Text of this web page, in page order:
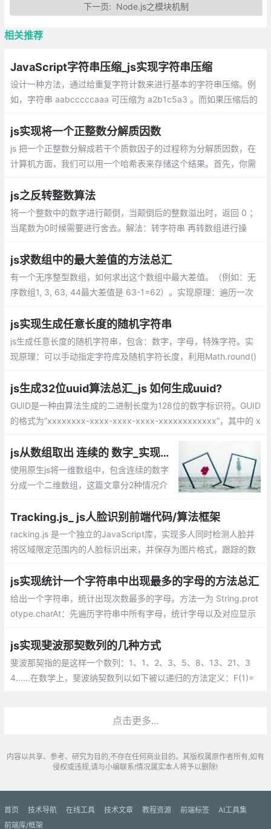
下一页: Node.js之模块机制
相关推荐
JavaScript字符串压缩_js实现字符串压缩
设计一种方法，通过给重复字符计数来进行基本的字符串压缩。例
如，字符串 aabcccccaaa 可压缩为 a2b1c5a3 。而如果压缩后的
串仅包括a-z的字母
js实现将一个正整数分解质因数
js 把一个正整数分解成若干个质数因子的过程称为分解质因数，在
计算机方面，我们可以用一个哈希表来存储这个结果。首先，你需
js之反转整数算法
将一个整数中的数字进行颠倒，当颠倒后的整数溢出时，返回 0 ；
当尾数为0时候需要进行舍去。解法：转字符串 再转数组进行操
js求数组中的最大差值的方法总汇
有一个无序整型数组，如何求出这个数组中
最大差值。（例如：无序数组1, 3, 63, 44最
数组，找到最大值和最小值，返回差值
js实现生成任意长度的随机字符串
js生成任意长度的随机字符串，包含：数字，字母，特殊字符。实
现原理：可以手动指定字符库及随机字符长度，利用Math.round()
js生成32位uuid算法总汇_js 如何生成uuid?
GUID是一种由算法生成的二进制长度为128位的数字标识符。GUID
的格式为“xxxxxxxx-xxxx-xxxx-xxxx-xxxxxxxxxxxx”，其中的 x
计算机和计算机集群都不会生成两个相同的GUID。
js从数组取出 连续的 数字_实现一维数组中连续数字分成几个连续的数字数组
使用原生js将一维数组中，包含连续的数字
分成一个二维数组，这篇文章分2种情况介
个数字。
Tracking.js_ js人脸识别前端代码/算法框架
racking.js 是一个独立的JavaScript库，实现多人同时检测人脸并
将区域限定范围内的人脸标识出来，并保存为图片格式，跟踪的数
定颜色，或者检测一个人体/脸的出现与移动，来触发JavaScript
事件。
js实现统计一个字符串中出现最多的字母的方法总汇
给出一个字符串，统计出现次数最多的字母。方法一为 String.prot
otype.charAt：先遍历字符串中所有字母，统计字母以及对应显示
otype.split：逻辑和方法一相同，只不过是通过 split 直接把字符串
先拆成数组。
js实现斐波那契数列的几种方式
斐波那契指的是这样一个数列：1、1、2、3、5、8、13、21、3
4......在数学上，斐波纳契数列以如下被以递归的方法定义：F(1)=
点击更多...
内容以共享、参考、研究为目的,不存在任何商业目的。其版权属原作者所有,如有
侵权或违规,请与小编联系!情况属实本人将予以删除!
首页 技术导航 在线工具 技术文章 教程资源 前端标签
AI工具集
前端库/框架